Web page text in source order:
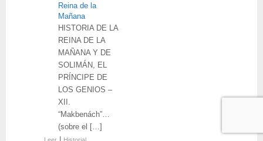
Reina de la
Mañana
HISTORIA DE LA
REINA DE LA
MAÑANA Y DE
SOLIMÁN, EL
PRÍNCIPE DE
LOS GENIOS –
XII.
“Makbenách”…
(sobre el […]